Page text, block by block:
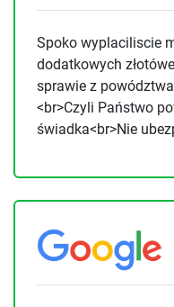
Spoko wyplaciliscie
dodatkowych
sprawie z
<br>Czyli Państwo
świadka<br>Nie